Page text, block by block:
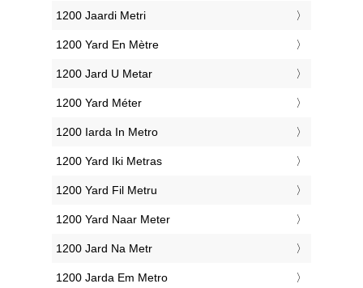
‎1200 Jaardi Metri
‎1200 Yard En Mètre
‎1200 Jard U Metar
‎1200 Yard Méter
‎1200 Iarda In Metro
‎1200 Yard Iki Metras
‎1200 Yard Fil Metru
‎1200 Yard Naar Meter
‎1200 Jard Na Metr
‎1200 Jarda Em Metro